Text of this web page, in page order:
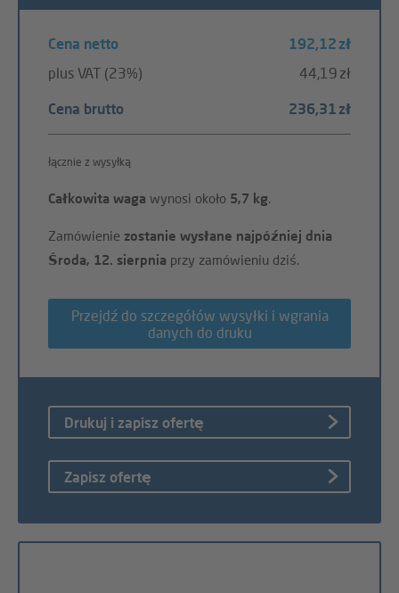
Cena netto
192,12 zł
plus VAT (23%)
44,19 zł
Cena brutto 236,31 zł
łącznie z wysyłką
Całkowita waga wynosi około 5,7 kg.
Zamówienie zostanie wysłane najpóźniej dnia
Środa, 12. sierpnia przy zamówieniu dziś.
Przejdź do szczegółów wysyłki i wgrania
danych do druku
Drukuj i zapisz ofertę
Zapisz ofertę